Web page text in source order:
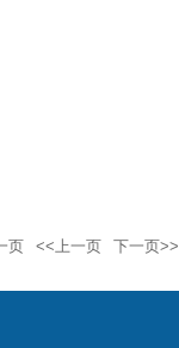
页 <<上一页 下一页>>